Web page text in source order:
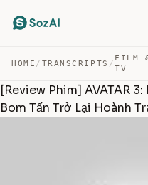
HOME / TRANSCRIPTS /
FILM
TV
[Review Phim] AVATAR
Bom Tấn Trở Lại Hoành